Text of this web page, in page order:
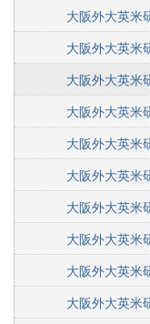
大阪外大英米
大阪外大英米
大阪外大英米
大阪外大英米
大阪外大英米
大阪外大英米
大阪外大英米
大阪外大英米
大阪外大英米
大阪外大英米